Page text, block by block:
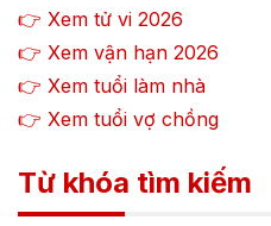
👉 Xem tử vi 2026
👉 Xem vận hạn 2026
👉 Xem tuổi làm nhà
👉 Xem tuổi vợ chồng
Từ khóa tìm kiếm